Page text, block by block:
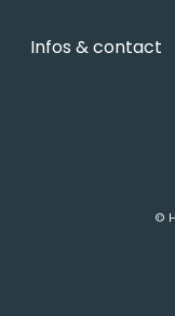
Infos & contact
©